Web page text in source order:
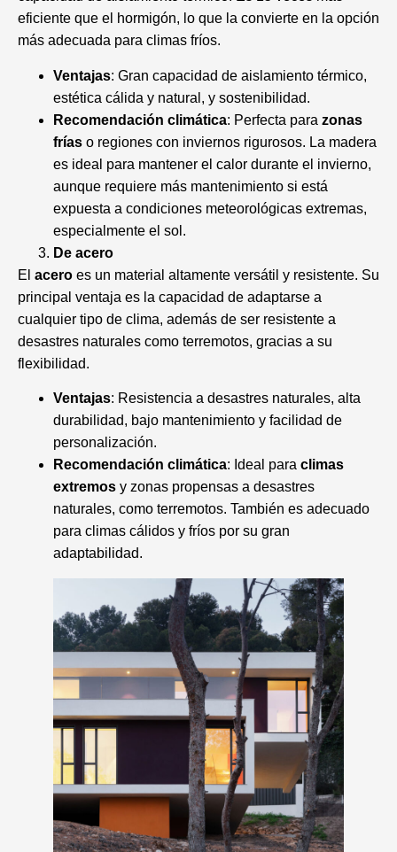
eficiente que el hormigón, lo que la convierte en la opción
más adecuada para climas fríos.
Ventajas: Gran capacidad de aislamiento térmico,
estética cálida y natural, y sostenibilidad.
Recomendación climática: Perfecta para zonas
frías o regiones con inviernos rigurosos. La madera
es ideal para mantener el calor durante el invierno,
aunque requiere más mantenimiento si está
expuesta a condiciones meteorológicas extremas,
especialmente el sol.
De acero
El acero es un material altamente versátil y resistente. Su
principal ventaja es la capacidad de adaptarse a
cualquier tipo de clima, además de ser resistente a
desastres naturales como terremotos, gracias a su
flexibilidad.
Ventajas: Resistencia a desastres naturales, alta
durabilidad, bajo mantenimiento y facilidad de
personalización.
Recomendación climática: Ideal para climas
extremos y zonas propensas a desastres
naturales, como terremotos. También es adecuado
para climas cálidos y fríos por su gran
adaptabilidad.